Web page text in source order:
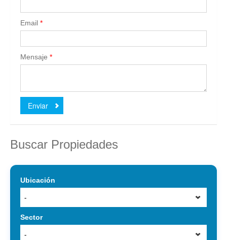
Email *
Mensaje *
Enviar
Buscar Propiedades
Ubicación
-
Sector
-